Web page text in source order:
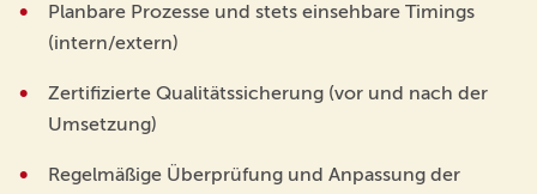
Planbare Prozesse und stets einsehbare Timings
(intern/extern)
Zertifizierte Qualitätssicherung (vor und nach der
Umsetzung)
Regelmäßige Überprüfung und Anpassung der